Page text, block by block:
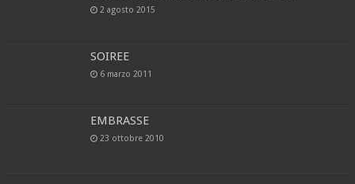
2 agosto 2015
SOIREE
6 marzo 2011
EMBRASSE
23 ottobre 2010